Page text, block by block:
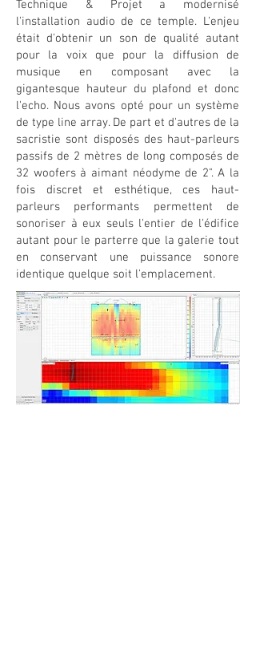
Technique & Projet a modernisé
l'installation audio de ce temple. L'enjeu
était d'obtenir un son de qualité autant
pour la voix que pour la diffusion de
musique en composant avec la
gigantesque hauteur du plafond et donc
l'echo. Nous avons opté pour un système
de type line array. De part et d'autres de la
sacristie sont disposés des haut-parleurs
passifs de 2 mètres de long composés de
32 woofers à aimant néodyme de 2". A la
fois discret et esthétique, ces haut-
parleurs performants permettent de
sonoriser à eux seuls l'entier de l'édifice
autant pour le parterre que la galerie tout
en conservant une puissance sonore
identique quelque soit l'emplacement.